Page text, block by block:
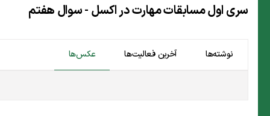
سری اول مسابقات مهارت در اکسل - سوال هفتم
نوشته‌ها آخرین فعالیت‌ها عکس‌ها